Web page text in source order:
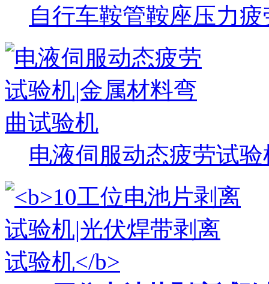
自行车鞍管鞍座压力
电液伺服动态疲劳试